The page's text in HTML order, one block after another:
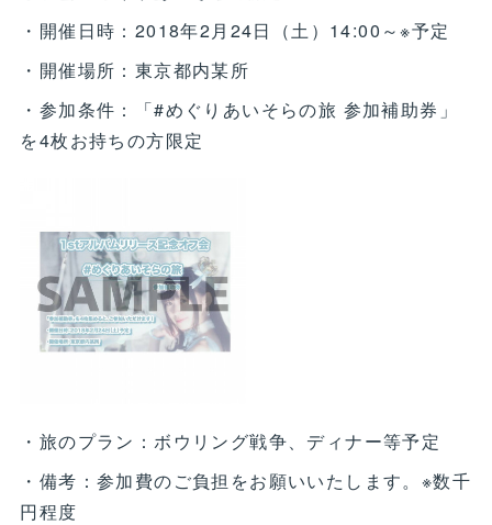
・開催日時：2018年2月24日（土）14:00～※予定
・開催場所：東京都内某所
・参加条件：「#めぐりあいそらの旅 参加補助券」
を4枚お持ちの方限定
・旅のプラン：ボウリング戦争、ディナー等予定
・備考：参加費のご負担をお願いいたします。※数千
円程度